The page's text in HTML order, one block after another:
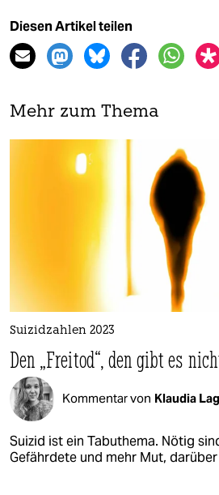
Diesen Artikel teilen
Mehr zum Thema
Suizidzahlen 2023
Den „Freitod“, den gibt es
Kommentar von Klaudia
Suizid ist ein Tabuthema. Nötig
Gefährdete und mehr Mut,